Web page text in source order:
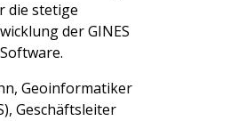
die stetige
der GINES
Software.
Geoinformatiker
Geschäftsleiter